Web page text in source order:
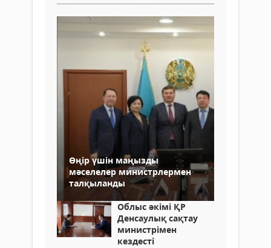
Өңір үшін маңызды
мәселелер министрлермен
талқыланды
Облыс әкімі ҚР
Денсаулық сақтау
министрімен
кездесті